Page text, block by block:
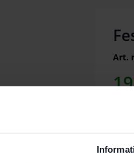
Art.